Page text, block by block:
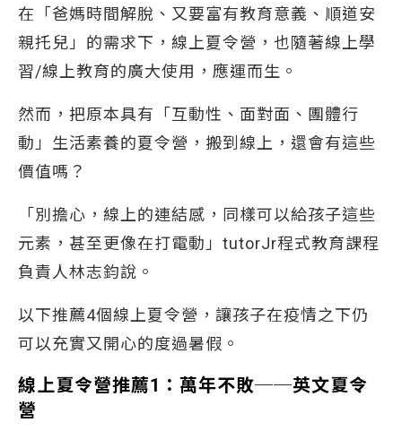
在「爸媽時間解脫、又要富有教育意義、順道安
親托兒」的需求下，線上夏令營，也隨著線上學
習/線上教育的廣大使用，應運而生。
然而，把原本具有「互動性、面對面、團體行
動」生活素養的夏令營，搬到線上，還會有這些
價值嗎？
「別擔心，線上的連結感，同樣可以給孩子這些
元素，甚至更像在打電動」tutorJr程式教育課程
負責人林志鈞說。
以下推薦4個線上夏令營，讓孩子在疫情之下仍
可以充實又開心的度過暑假。
線上夏令營推薦1：萬年不敗──英文夏令
營